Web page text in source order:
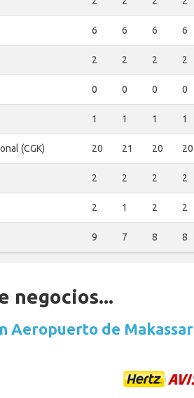
6 6 6 6
2 2 2 2
0 0 0 0
1 1 1 1
(CGK) 20 21 20 20
2 2 2 2
2 1 2 2
9 7 8 8
negocios...
Aeropuerto de Makassar